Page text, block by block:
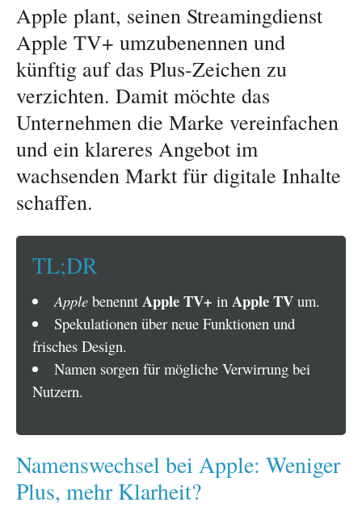
Apple plant, seinen Streamingdienst
Apple TV+ umzubenennen und
künftig auf das Plus-Zeichen zu
verzichten. Damit möchte das
Unternehmen die Marke vereinfachen
und ein klareres Angebot im
wachsenden Markt für digitale Inhalte
schaffen.
TL;DR
Applebenennt Apple TV+ in Apple TVum.
Spekulationen über neue Funktionen und
frisches Design.
Namen sorgen für mögliche Verwirrung bei
Nutzern.
Namenswechsel bei Apple: Weniger
Plus, mehr Klarheit?